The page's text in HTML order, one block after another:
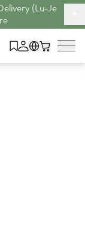
(Lu-Je